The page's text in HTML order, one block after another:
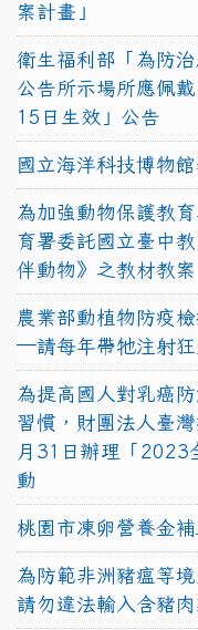
案計畫」
衛生福利部「為防
公告所示場所應佩
15日生效」公告
國立海洋科技博物
為加強動物保護教
育署委託國立臺中
伴動物》之教材教案
農業部動植物防疫
—請每年帶牠注射狂
為提高國人對乳癌
習慣，財團法人臺
月31日辦理「2023
動
桃園市凍卵營養金
為防範非洲豬瘟等
請勿違法輸入含豬